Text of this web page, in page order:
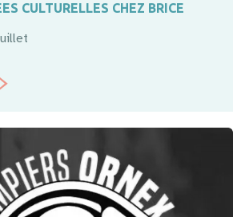
CULTURELLES CHEZ BRICE